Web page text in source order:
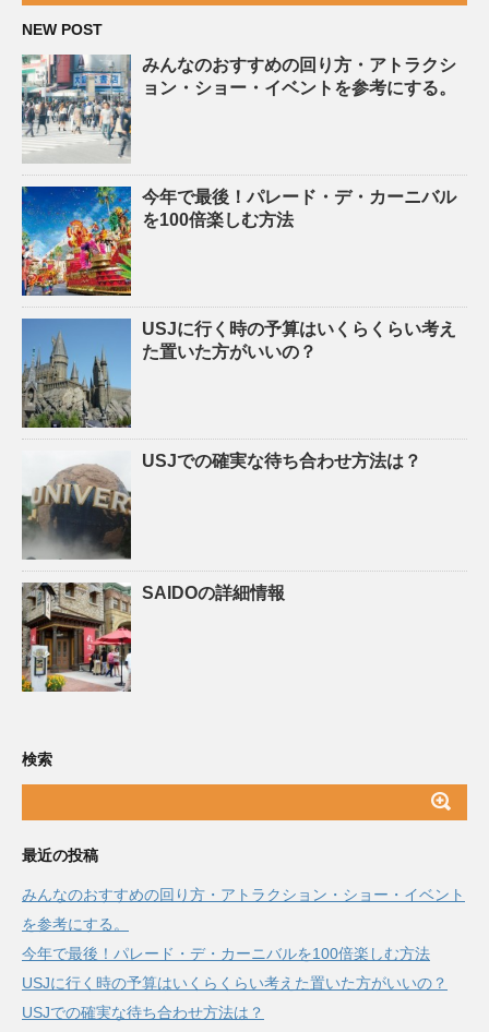
NEW POST
みんなのおすすめの回り方・アトラクシ
ョン・ショー・イベントを参考にする。
今年で最後！パレード・デ・カーニバル
を100倍楽しむ方法
USJに行く時の予算はいくらくらい考え
た置いた方がいいの？
USJでの確実な待ち合わせ方法は？
SAIDOの詳細情報
検索
最近の投稿
みんなのおすすめの回り方・アトラクション・ショー・イベント
を参考にする。
今年で最後！パレード・デ・カーニバルを100倍楽しむ方法
USJに行く時の予算はいくらくらい考えた置いた方がいいの？
USJでの確実な待ち合わせ方法は？